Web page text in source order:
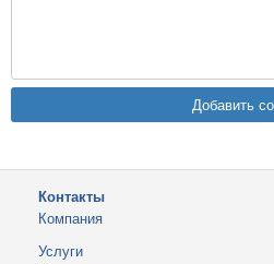
Контакты
Компания
Услуги